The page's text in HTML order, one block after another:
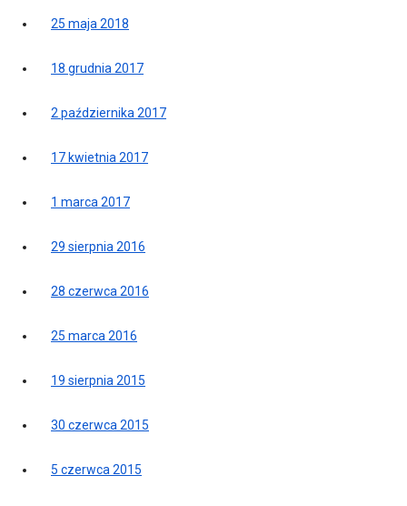
25 maja 2018
18 grudnia 2017
2 października 2017
17 kwietnia 2017
1 marca 2017
29 sierpnia 2016
28 czerwca 2016
25 marca 2016
19 sierpnia 2015
30 czerwca 2015
5 czerwca 2015